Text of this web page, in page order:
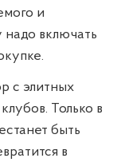
и
включать
с элитных
Только в
быть
в